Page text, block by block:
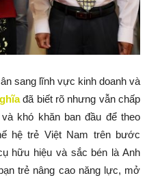
sang lĩnh vực kinh doanh và
đã biết rõ nhưng vẫn chấp
khó khăn ban đầu để theo
hệ trẻ Việt Nam trên bước
hữu hiệu và sắc bén là Anh
trẻ nâng cao năng lực, mở